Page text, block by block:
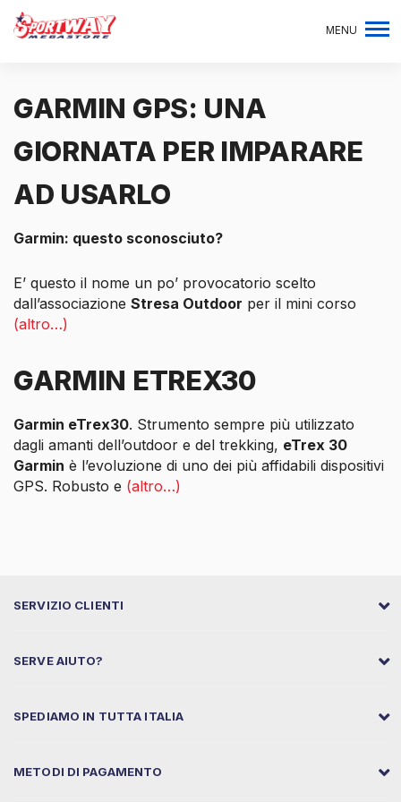
MENU
GARMIN GPS: UNA
GIORNATA PER IMPARARE
AD USARLO
Garmin: questo sconosciuto?
E’ questo il nome un po’ provocatorio scelto
dall’associazione Stresa Outdoor per il mini corso
(altro…)
GARMIN ETREX30
Garmin eTrex30. Strumento sempre più utilizzato
dagli amanti dell’outdoor e del trekking, eTrex 30
Garmin è l’evoluzione di uno dei più affidabili dispositivi
GPS. Robusto e (altro…)
SERVIZIO CLIENTI
SERVE AIUTO?
SPEDIAMO IN TUTTA ITALIA
METODI DI PAGAMENTO